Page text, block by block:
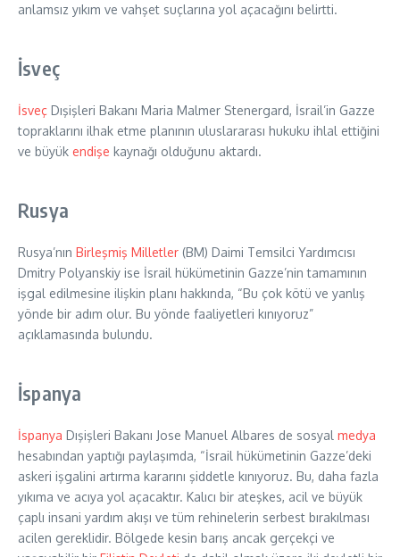
anlamsız yıkım ve vahşet suçlarına yol açacağını belirtti.
İsveç
İsveç Dışişleri Bakanı Maria Malmer Stenergard, İsrail’in Gazze
topraklarını ilhak etme planının uluslararası hukuku ihlal ettiğini
ve büyük endişe kaynağı olduğunu aktardı.
Rusya
Rusya’nın Birleşmiş Milletler (BM) Daimi Temsilci Yardımcısı
Dmitry Polyanskiy ise İsrail hükümetinin Gazze’nin tamamının
işgal edilmesine ilişkin planı hakkında, “Bu çok kötü ve yanlış
yönde bir adım olur. Bu yönde faaliyetleri kınıyoruz”
açıklamasında bulundu.
İspanya
İspanya Dışişleri Bakanı Jose Manuel Albares de sosyal medya
hesabından yaptığı paylaşımda, “İsrail hükümetinin Gazze’deki
askeri işgalini artırma kararını şiddetle kınıyoruz. Bu, daha fazla
yıkıma ve acıya yol açacaktır. Kalıcı bir ateşkes, acil ve büyük
çaplı insani yardım akışı ve tüm rehinelerin serbest bırakılması
acilen gereklidir. Bölgede kesin barış ancak gerçekçi ve